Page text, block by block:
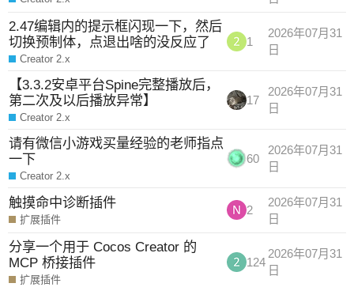
2.47编辑内的提示框闪现一下，然后
切换预制体，点退出啥的没反应了
Creator 2.x
1
2026年07月31
日
【3.3.2安卓平台Spine完整播放后，
第二次及以后播放异常】
Creator 2.x
17
2026年07月31
日
请有微信小游戏买量经验的老师指点
一下
Creator 2.x
60
2026年07月31
日
触摸命中诊断插件
扩展插件
2
2026年07月31
日
分享一个用于 Cocos Creator 的
MCP 桥接插件
扩展插件
124
2026年07月31
日